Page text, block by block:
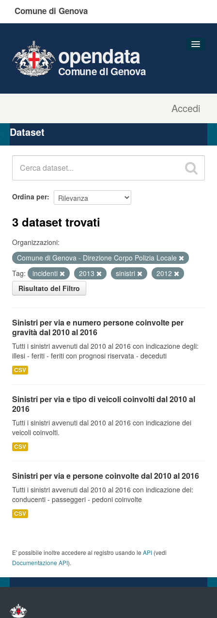
Comune di Genova
Accedi
opendata
Comune di Genova
Organizzazioni
Gruppi
Dataset
Ordina per
3 dataset trovati
Organizzazioni:
Comune di Genova - Direzione Corpo Polizia Locale
Tag:
incidenti 2013 sinistri
2012
Risultato del Filtro
Sinistri per via e numero persone coinvolte per
gravità dal 2010 al 2016
Tutti i sinistri avvenuti dal 2010 al 2016 con indicazione degli:
illesi - feriti - feriti con prognosi riservata - deceduti
CSV
Sinistri per via e tipo di veicoli coinvolti dal 2010 al
2016
Tutti i sinistri avvenuti dal 2010 al 2016 con indicazione dei
veicoli coinvolti.
CSV
Sinistri per via e persone coinvolte dal 2010 al 2016
Tutti i sinistri avvenuti dal 2010 al 2016 con indicazione dei:
conducenti - passeggeri - pedoni coinvolte
CSV
E' possibile inoltre accedere al registro usando le API (vedi
Documentazione API).